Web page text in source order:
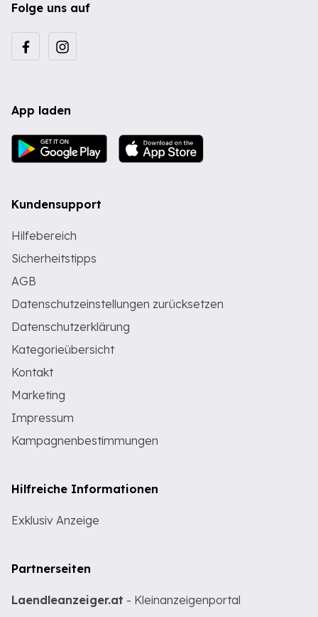
Folge uns auf
App laden
Kundensupport
Hilfebereich
Sicherheitstipps
AGB
Datenschutzeinstellungen zurücksetzen
Datenschutzerklärung
Kategorieübersicht
Kontakt
Marketing
Impressum
Kampagnenbestimmungen
Hilfreiche Informationen
Exklusiv Anzeige
Partnerseiten
Laendleanzeiger.at - Kleinanzeigenportal